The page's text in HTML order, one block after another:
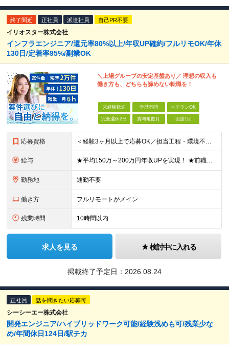
終了間近 正社員 派遣社員 自己PR不要
イリオスター株式会社
インフラエンジニア/還元率80%以上/年収UP確約/フルリモOK/年休
130日/定着率95%/副業OK
＼上場グループの安定基盤あり／ 理想の収入も
働き方も、どちらも諦めない転職を！
未経験歓迎 学歴不問 ベテランOK
完全週休2日 賞与複数月 面接1回
応募資格 ＜経験3ヶ月以上で応募OK／担当工程・環境不問／ブランクOK＞ ★20代～50代まで幅広く活躍中 ★キャリア20年以上のベテランも歓迎 ★子育てと両立しながら働く社員も在籍 ★ブランクあり・正社員デビ
給与 ★平均150万～200万円年収UPを実現！ ★前職給与を100％保証！ ★案件内容の開示・明確な評価体制あり ⇒クライアント評価で即昇給を実現したケースも◎ ★年12回（毎月昇給チャンスあり） ■月
勤務地 通勤不要
働き方 フルリモートがメイン
残業時間 10時間以内
求人を見る 検討中に入れる
掲載終了予定日： 2026.08.24
正社員 話を聞きたい応募可
シーシーエー株式会社
開発エンジニア/ハイブリッドワーク可能/経験浅めも可/残業少な
め/年間休日124日/駅チカ